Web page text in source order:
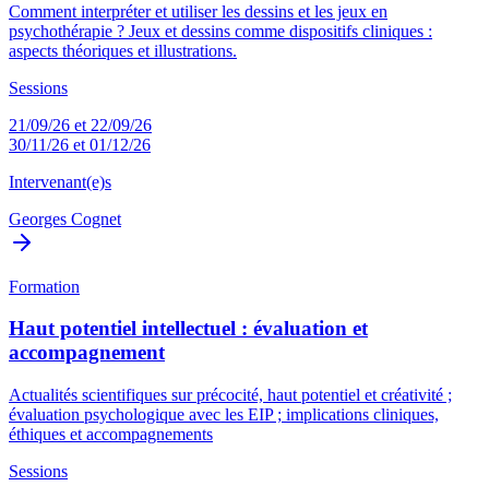
Comment interpréter et utiliser les dessins et les jeux en
psychothérapie ? Jeux et dessins comme dispositifs cliniques :
aspects théoriques et illustrations.
Sessions
21/09/26 et 22/09/26
30/11/26 et 01/12/26
Intervenant(e)s
Georges Cognet
Formation
Haut potentiel intellectuel : évaluation et
accompagnement
Actualités scientifiques sur précocité, haut potentiel et créativité ;
évaluation psychologique avec les EIP ; implications cliniques,
éthiques et accompagnements
Sessions